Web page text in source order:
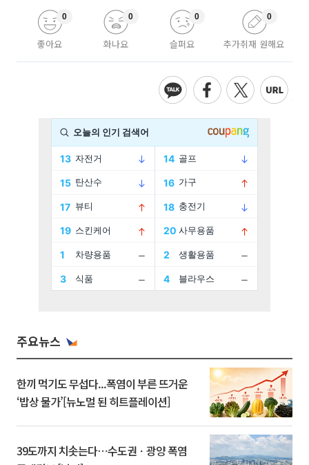
좋아요
0
화나요
0
슬퍼요
0
추가취재 원해요
0
주요뉴스
한끼 먹기도 무섭다...폭염이 부른 뜨거운
‘밥상 물가’[뉴노멀 된 히트플레이션]
39도까지 치솟는다⋯수도권ㆍ광양 폭염